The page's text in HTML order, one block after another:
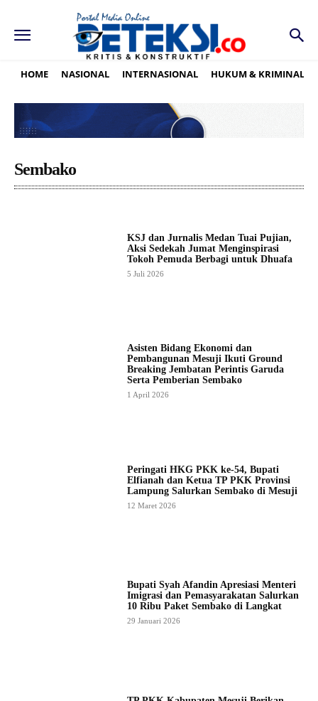
HOME NASIONAL INTERNASIONAL HUKUM & KRIMINAL
Sembako
KSJ dan Jurnalis Medan Tuai Pujian,
Aksi Sedekah Jumat Menginspirasi
Tokoh Pemuda Berbagi untuk Dhuafa
5 Juli 2026
Asisten Bidang Ekonomi dan
Pembangunan Mesuji Ikuti Ground
Breaking Jembatan Perintis Garuda
Serta Pemberian Sembako
1 April 2026
Peringati HKG PKK ke-54, Bupati
Elfianah dan Ketua TP PKK Provinsi
Lampung Salurkan Sembako di Mesuji
12 Maret 2026
Bupati Syah Afandin Apresiasi Menteri
Imigrasi dan Pemasyarakatan Salurkan
10 Ribu Paket Sembako di Langkat
29 Januari 2026